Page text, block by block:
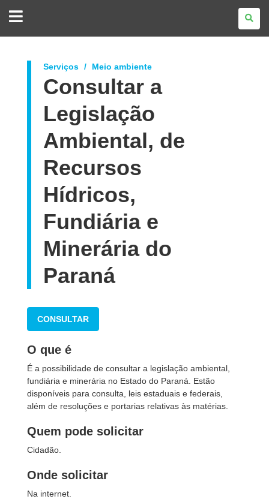
DO
Serviços Meio ambiente
Consultar a
Legislação
Ambiental, de
Recursos
Hídricos,
Fundiária e
Minerária do
Paraná
CONSULTAR
O que é
É a possibilidade de consultar a legislação ambiental,
fundiária e minerária no Estado do Paraná. Estão
disponíveis para consulta, leis estaduais e federais,
além de resoluções e portarias relativas às matérias.
Quem pode solicitar
Cidadão.
Onde solicitar
Na internet.